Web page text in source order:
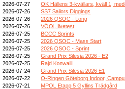
2026-07-27
OK Hällens 3-kvällars, kväll 1,
2026-07-26
SS7 Sailors Diggings
2026-07-26
2026 QSOC - Long
2026-07-26
VÖOL livetest
2026-07-25
BCCC Sprints
2026-07-25
2026 QSOC - Mass Start
2026-07-25
2026 QSOC - Sprint
2026-07-25
Grand Prix Silesia 2026 - E2
2026-07-25
Rajd Konwalii
2026-07-24
Grand Prix Silesia 2026 E1
2026-07-22
O-Ringen Göteborg Indoor,
2026-07-21
MPOL Etapp 5 Gyllins Trädgård